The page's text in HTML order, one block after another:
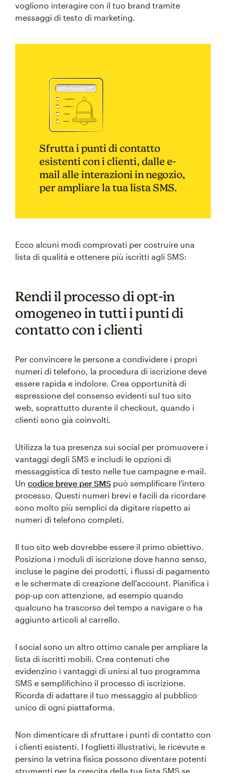
vogliono interagire con il tuo brand tramite
messaggi di testo di marketing.
Sfrutta i punti di contatto
esistenti con i clienti, dalle e-
mail alle interazioni in negozio,
per ampliare la tua lista SMS.
Ecco alcuni modi comprovati per costruire una
lista di qualità e ottenere più iscritti agli SMS:
Rendi il processo di opt-in
omogeneo in tutti i punti di
contatto con i clienti
Per convincere le persone a condividere i propri
numeri di telefono, la procedura di iscrizione deve
essere rapida e indolore. Crea opportunità di
espressione del consenso evidenti sul tuo sito
web, soprattutto durante il checkout, quando i
clienti sono già coinvolti.
Utilizza la tua presenza sui social per promuovere i
vantaggi degli SMS e includi le opzioni di
messaggistica di testo nelle tue campagne e-mail.
Un codice breve per SMS può semplificare l'intero
processo. Questi numeri brevi e facili da ricordare
sono molto più semplici da digitare rispetto ai
numeri di telefono completi.
Il tuo sito web dovrebbe essere il primo obiettivo.
Posiziona i moduli di iscrizione dove hanno senso,
incluse le pagine dei prodotti, i flussi di pagamento
e le schermate di creazione dell'account. Pianifica i
pop-up con attenzione, ad esempio quando
qualcuno ha trascorso del tempo a navigare o ha
aggiunto articoli al carrello.
I social sono un altro ottimo canale per ampliare la
lista di iscritti mobili. Crea contenuti che
evidenzino i vantaggi di unirsi al tuo programma
SMS e semplifichino il processo di iscrizione.
Ricorda di adattare il tuo messaggio al pubblico
unico di ogni piattaforma.
Non dimenticare di sfruttare i punti di contatto con
i clienti esistenti. I foglietti illustrativi, le ricevute e
persino la vetrina fisica possono diventare potenti
strumenti per la crescita della tua lista SMS se